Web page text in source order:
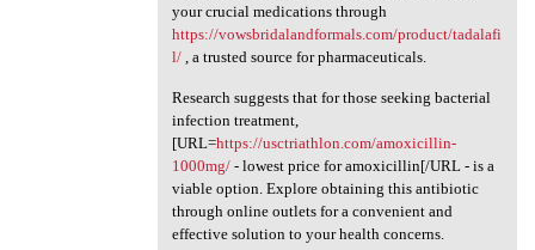
your crucial medications through
https://vowsbridalandformals.com/product/tadalafi
l/, a trusted source for pharmaceuticals.
Research suggests that for those seeking bacterial
infection treatment,
[URL=https://usctriathlon.com/amoxicillin-
1000mg/- lowest price for amoxicillin[/URL - is a
viable option. Explore obtaining this antibiotic
through online outlets for a convenient and
effective solution to your health concerns.